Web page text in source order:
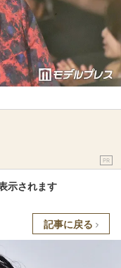
PR
示されます
記事に戻る